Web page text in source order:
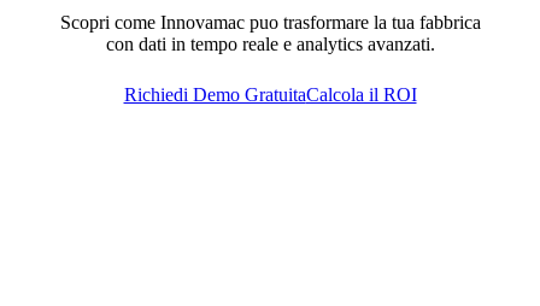
Scopri come Innovamac puo trasformare la tua fabbrica
con dati in tempo reale e analytics avanzati.
Richiedi Demo GratuitaCalcola il ROI